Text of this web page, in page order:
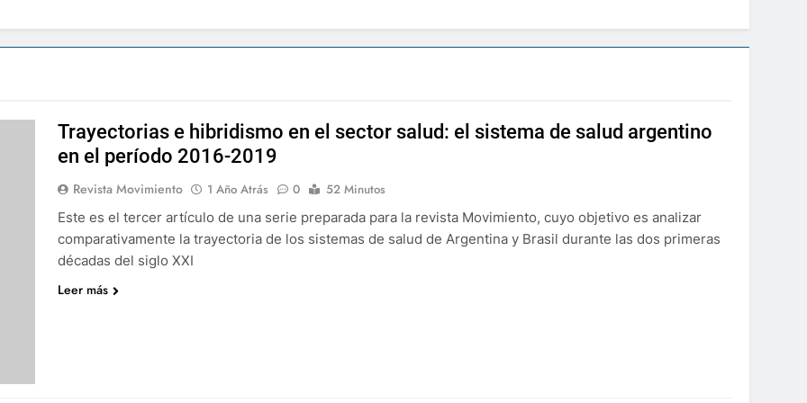
Trayectorias e hibridismo en el sector salud: el sistema de salud argentino
en el período 2016-2019
Revista Movimiento 1 Año Atrás 0
52 Minutos
Este es el tercer artículo de una serie preparada para la revista Movimiento, cuyo objetivo es analizar
comparativamente la trayectoria de los sistemas de salud de Argentina y Brasil durante las dos primeras
décadas del siglo XXI
Leer más